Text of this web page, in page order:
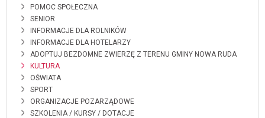
POMOC SPOŁECZNA
SENIOR
INFORMACJE DLA ROLNIKÓW
INFORMACJE DLA HOTELARZY
ADOPTUJ BEZDOMNE ZWIERZĘ Z TERENU GMINY NOWA RUDA
KULTURA
OŚWIATA
SPORT
ORGANIZACJE POZARZĄDOWE
SZKOLENIA / KURSY / DOTACJE